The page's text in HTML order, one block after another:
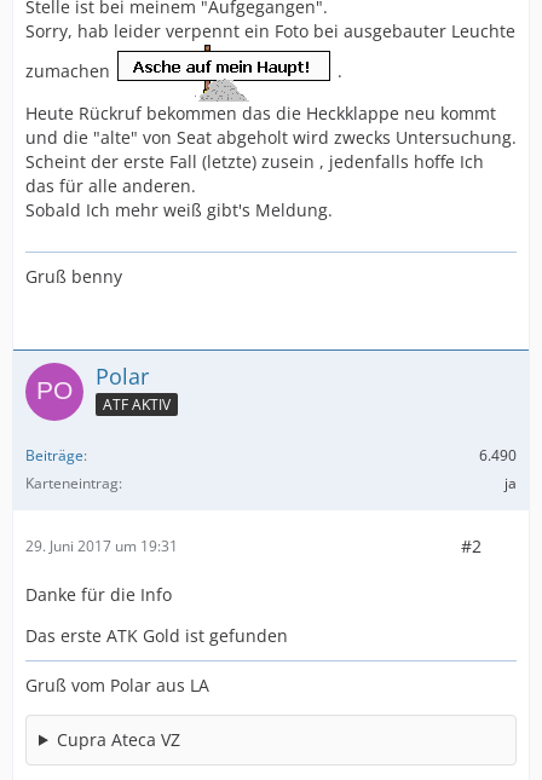
Stelle ist bei meinem "Aufgegangen".
Sorry, hab leider verpennt ein Foto bei ausgebauter Leuchte
zumachen
.
Heute Rückruf bekommen das die Heckklappe neu kommt
und die "alte" von Seat abgeholt wird zwecks Untersuchung.
Scheint der erste Fall (letzte) zusein , jedenfalls hoffe Ich
das für alle anderen.
Sobald Ich mehr weiß gibt's Meldung.
Gruß benny
Polar
ATF AKTIV
Beiträge
6.490
Karteneintrag
ja
29. Juni 2017 um 19:31 #2
Danke für die Info
Das erste ATK Gold ist gefunden
Gruß vom Polar aus LA
Cupra Ateca VZ